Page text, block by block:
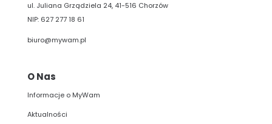
ul. Juliana Grządziela 24, 41-516 Chorzów
NIP: 627 277 18 61
biuro@mywam.pl
O Nas
Informacje o MyWam
Aktualności